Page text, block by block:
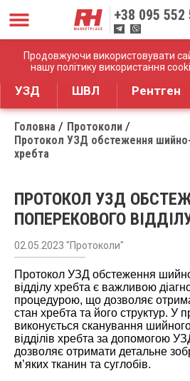
Продовжуючи використовувати
нашу політику використання
+38 095 552
Дистрибуція
УЗД ШВЛ Рентген
Головна
Протоколи
Протокол УЗД обстеження
хребта
ПРОТОКОЛ УЗД
ПОПЕРЕКОВОГО
02.05.2023 "Протоколи"
Протокол УЗД обстеження
відділу хребта є важливою
процедурою, що дозволяє
стан хребта та його структур. У
виконується сканування
відділів хребта за допомогою
дозволяє отримати детальне
м’яких тканин та суглобів.